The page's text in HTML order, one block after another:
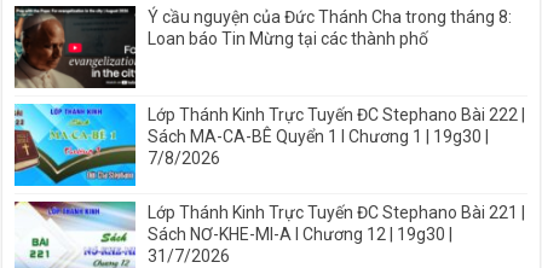
Ý cầu nguyện của Đức Thánh Cha trong tháng 8:
Loan báo Tin Mừng tại các thành phố
Lớp Thánh Kinh Trực Tuyến ĐC Stephano Bài 222 |
Sách MA-CA-BÊ Quyển 1 I Chương 1 | 19g30 |
7/8/2026
Lớp Thánh Kinh Trực Tuyến ĐC Stephano Bài 221 |
Sách NƠ-KHE-MI-A I Chương 12 | 19g30 |
31/7/2026